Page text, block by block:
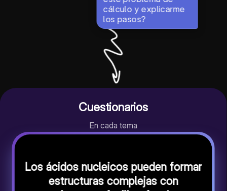
cálculo y explicarme
los pasos?
Cuestionarios
En cada tema
Los ácidos nucleicos pueden formar
estructuras complejas con